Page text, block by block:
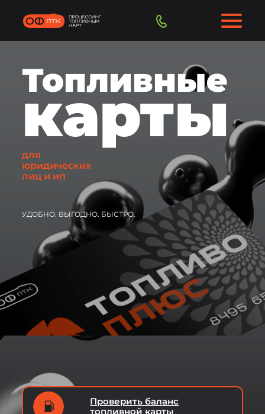
Топливные
карты
для
юридических
лиц и ип
УДОБНО. ВЫГОДНО. БЫСТРО.
Проверить баланс
топливной карты